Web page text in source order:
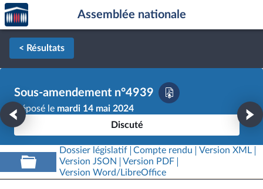
Aller au contenu
Aller en bas de la page
Accèder
à la
page
d'accueil
Assemblée nationale
< Résultats
Sous-amendement n°4939
Déposé le mardi 14 mai 2024
Discuté
Dossier législatif Compte rendu
Version XML
Version JSON
Version PDF
Version Word/LibreOffice